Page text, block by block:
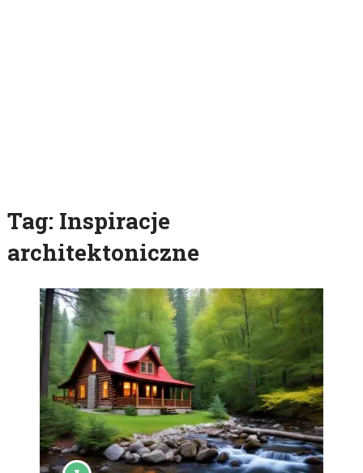
Tag: Inspiracje
architektoniczne